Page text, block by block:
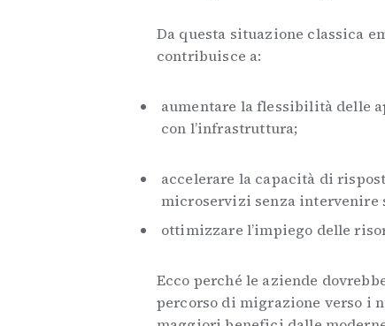
Da questa situazione classica
contribuisce a:
aumentare la flessibilità delle
con l’infrastruttura;
accelerare la capacità di
microservizi senza intervenire
ottimizzare l’impiego delle
Ecco perché le aziende
percorso di migrazione verso i